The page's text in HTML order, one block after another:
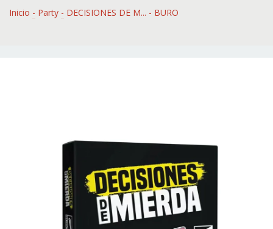
Inicio - Party - DECISIONES DE M... - BURO